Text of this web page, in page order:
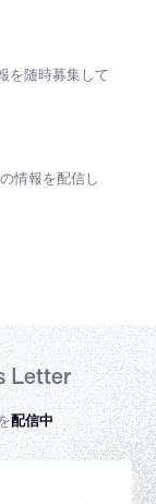
を随時募集して
情報を配信し
Letter
配信中